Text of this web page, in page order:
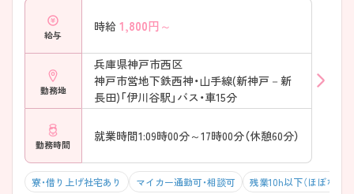
給与
時給 1,800円～
勤務地
兵庫県神戸市西区
神戸市営地下鉄西神・山手線(新神戸－新
長田)「伊川谷駅」バス・車15分
勤務時間
就業時間1:09時00分～17時00分（休憩60分）
寮・借り上げ社宅あり マイカー通勤可・相談可 残業10h以下（ほぼなし）